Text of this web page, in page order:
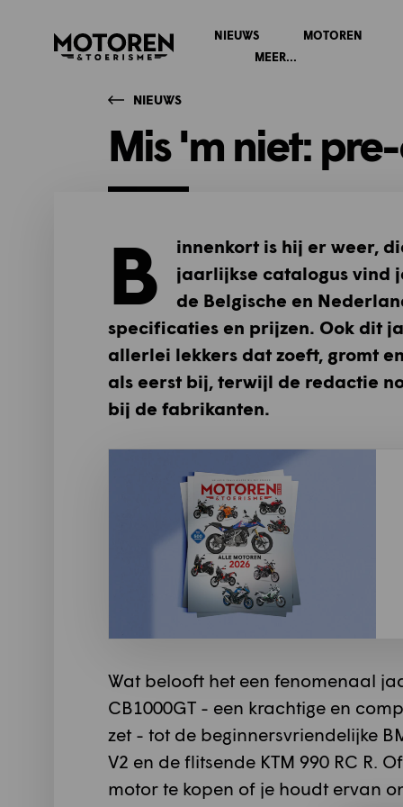
Homepage
NIEUWS MOTOREN
MEER...
NIEUWS
Mis 'm niet:
B
innenkort is hij er weer,
jaarlijkse catalogus vind
de Belgische en
specificaties en prijzen. Ook dit
allerlei lekkers dat zoeft, gromt
als eerst bij, terwijl de redactie
bij de fabrikanten.
Wat belooft het een fenomenaal
CB1000GT - een krachtige en
zet - tot de beginnersvriendelijke
V2 en de flitsende KTM 990 RC R.
motor te kopen of je houdt ervan